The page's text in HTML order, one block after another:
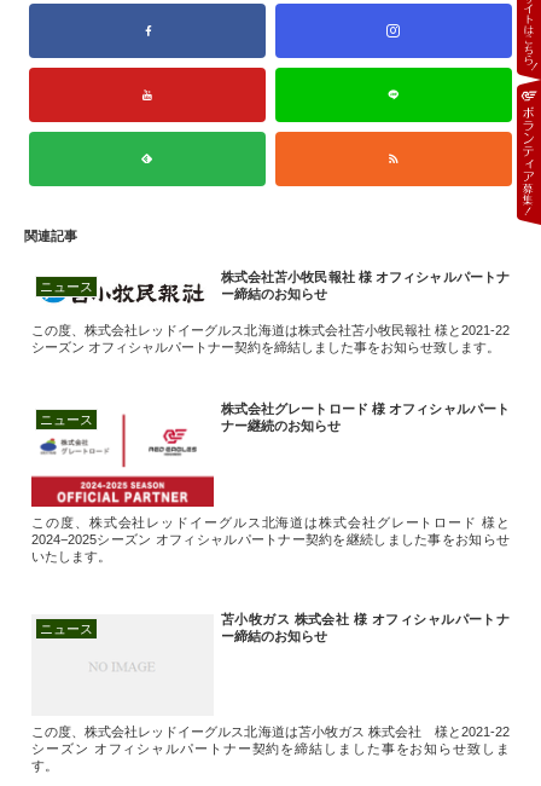
関連記事
ニュース
株式会社苫小牧民報社 様 オフィシャルパートナ
ー締結のお知らせ
この度、株式会社レッドイーグルス北海道は株式会社苫小牧民報社 様と2021-22
シーズン オフィシャルパートナー契約を締結しました事をお知らせ致します。
ニュース
株式会社グレートロード 様 オフィシャルパート
ナー継続のお知らせ
この度、株式会社レッドイーグルス北海道は株式会社グレートロード 様と
2024−2025シーズン オフィシャルパートナー契約を継続しました事をお知らせ
いたします。
ニュース
苫小牧ガス 株式会社 様 オフィシャルパートナ
ー締結のお知らせ
この度、株式会社レッドイーグルス北海道は苫小牧ガス 株式会社 様と2021-22
シーズン オフィシャルパートナー契約を締結しました事をお知らせ致しま
す。